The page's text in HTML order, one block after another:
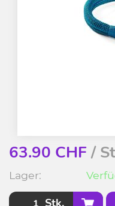
63.90 CHF/
Lager:
Stk.